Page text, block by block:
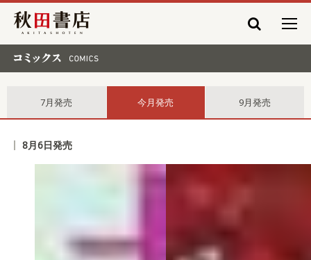
秋田書店
7月発売 今月発売 9月発売
8月6日発売